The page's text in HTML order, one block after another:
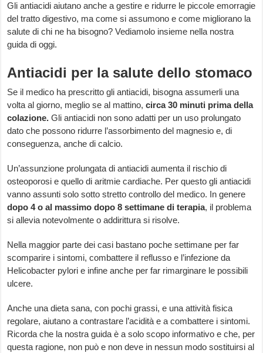
Gli antiacidi aiutano anche a gestire e ridurre le piccole emorragie
del tratto digestivo, ma come si assumono e come migliorano la
salute di chi ne ha bisogno? Vediamolo insieme nella nostra
guida di oggi.
Antiacidi per la salute dello stomaco
Se il medico ha prescritto gli antiacidi, bisogna assumerli una
volta al giorno, meglio se al mattino,circa 30 minuti prima della
colazione. Gli antiacidi non sono adatti per un uso prolungato
dato che possono ridurre l’assorbimento del magnesio e, di
conseguenza, anche di calcio.
Un’assunzione prolungata di antiacidi aumenta il rischio di
osteoporosi e quello di aritmie cardiache. Per questo gli antiacidi
vanno assunti solo sotto stretto controllo del medico. In genere
dopo 4 o al massimo dopo 8 settimane di terapia, il problema
si allevia notevolmente o addirittura si risolve.
Nella maggior parte dei casi bastano poche settimane per far
scomparire i sintomi, combattere il reflusso e l’infezione da
Helicobacter pylori e infine anche per far rimarginare le possibili
ulcere.
Anche una dieta sana, con pochi grassi, e una attività fisica
regolare, aiutano a contrastare l’acidità e a combattere i sintomi.
Ricorda che la nostra guida è a solo scopo informativo e che, per
questa ragione, non può e non deve in nessun modo sostituirsi al